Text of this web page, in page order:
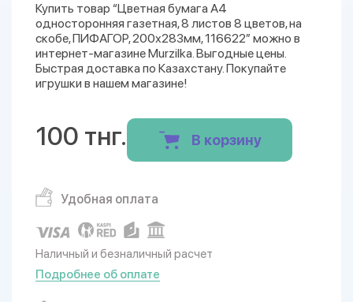
Купить товар “Цветная бумага А4
односторонняя газетная, 8 листов 8 цветов, на
скобе, ПИФАГОР, 200х283мм, 116622” можно в
интернет-магазине Murzilka. Выгодные цены.
Быстрая доставка по Казахстану. Покупайте
игрушки в нашем магазине!
100 тнг. В корзину
Удобная оплата
Наличный и безналичный расчет
Подробнее об оплате